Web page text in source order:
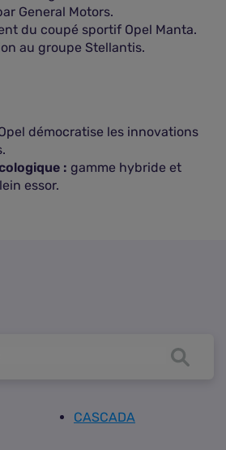
General Motors.
du coupé sportif Opel Manta.
au groupe Stellantis.
démocratise les innovations
: gamme hybride et
essor.
CASCADA